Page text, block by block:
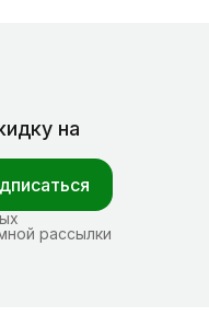
на
рассылки